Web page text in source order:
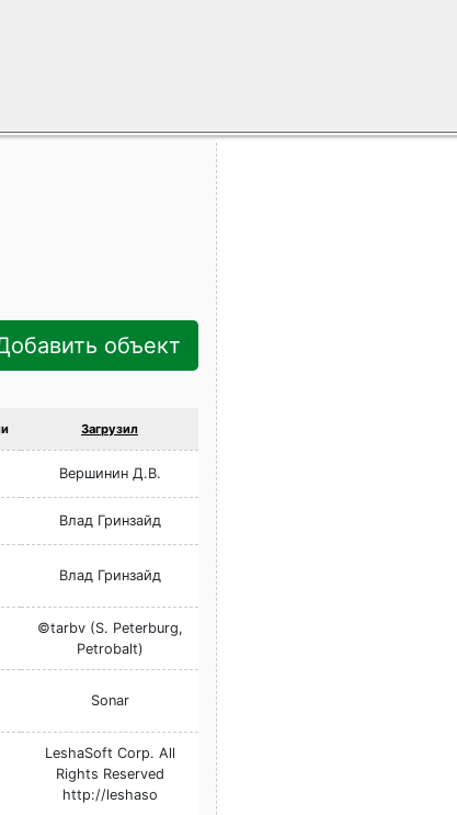
объект
Загрузил
Вершинин Д.В.
Влад Гринзайд
Влад Гринзайд
©tarbv (S. Peterburg,
Petrobalt)
Sonar
LeshaSoft Corp. All
Rights Reserved
http://leshaso